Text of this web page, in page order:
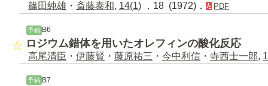
篠田純雄 ・ 斎藤泰和, 14(1) ，18 (1972)． PDF
予稿 B6
ロジウム錯体を用いたオレフィンの酸化反応
高尾清臣 ・ 伊藤賢 ・ 藤原祐三 ・ 今中利信 ・ 寺西士一郎,
予稿 B7